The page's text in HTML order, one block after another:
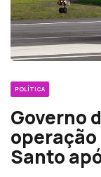
POLÍTICA
Governo
Santo